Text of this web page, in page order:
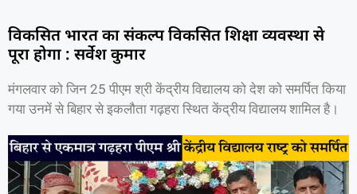
विकसित भारत का संकल्प विकसित शिक्षा व्यवस्था से
पूरा होगा : सर्वेश कुमार
मंगलवार को जिन 25 पीएम श्री केंद्रीय विद्यालय को देश को समर्पित किया
गया उनमें से बिहार से इकलौता गढ़हरा स्थित केंद्रीय विद्यालय शामिल है।